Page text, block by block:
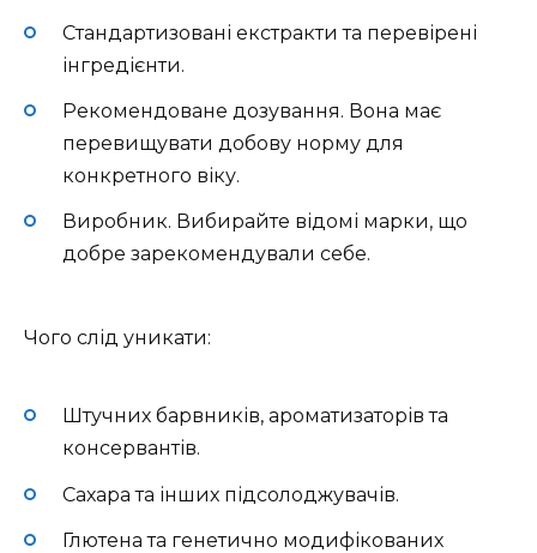
Стандартизовані екстракти та перевірені
інгредієнти.
Рекомендоване дозування. Вона має
перевищувати добову норму для
конкретного віку.
Виробник. Вибирайте відомі марки, що
добре зарекомендували себе.
Чого слід уникати:
Штучних барвників, ароматизаторів та
консервантів.
Сахара та інших підсолоджувачів.
Глютена та генетично модифікованих